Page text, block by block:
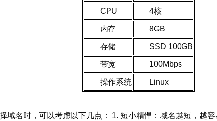
CPU 4核
内存 8GB
存储 SSD 100GB
带宽 100Mbps
操作系统 Linux
域名时，可以考虑以下几点： 1. 短小精悍：域名越短，越